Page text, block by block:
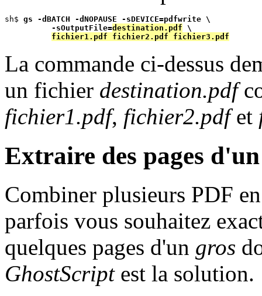
sh$ gs -dBATCH -dNOPAUSE -sDEVICE=pdfwrite \
-sOutputFile=destination.pdf \
fichier1.pdf fichier2.pdf fichier3.pdf
La commande ci-dessus
un fichier destination.pdf
fichier1.pdf, fichier2.pdfet
Extraire des pages
Combiner plusieurs PDF
parfois vous souhaitez
quelques pages d'un gros
GhostScriptest la solution.